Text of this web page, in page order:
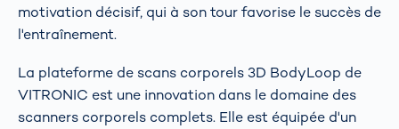
motivation décisif, qui à son tour favorise le succès de
l'entraînement.
La plateforme de scans corporels 3D BodyLoop de
VITRONIC est une innovation dans le domaine des
scanners corporels complets. Elle est équipée d'un